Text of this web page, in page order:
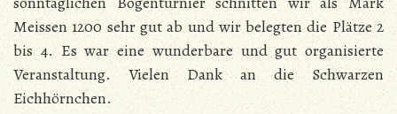
Meissen 1200 sehr gut ab und wir belegten die Plätze 2
bis 4. Es war eine wunderbare und gut organisierte
Veranstaltung. Vielen Dank an die Schwarzen
Eichhörnchen.